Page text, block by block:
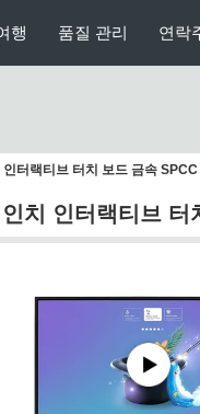
행 품질 관리 연락
터랙티브 터치 보드 금속
치 인터랙티브 터